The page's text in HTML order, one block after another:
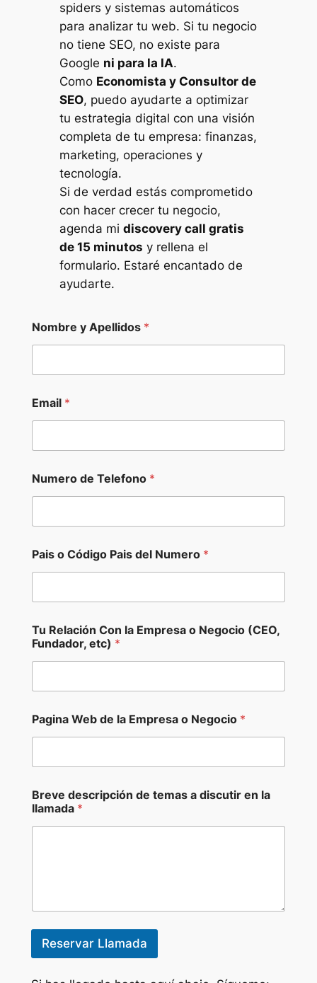
spiders y sistemas automáticos
para analizar tu web. Si tu negocio
no tiene SEO, no existe para
Google ni para la IA.
Como Economista y Consultor de
SEO, puedo ayudarte a optimizar
tu estrategia digital con una visión
completa de tu empresa: finanzas,
marketing, operaciones y
tecnología.
Si de verdad estás comprometido
con hacer crecer tu negocio,
agenda mi discovery call gratis
de 15 minutos y rellena el
formulario. Estaré encantado de
ayudarte.
Nombre y Apellidos *
Email *
P
a
i
a
d
e
Numero de Telefono *
Pais o Código Pais del Numero *
Tu Relación Con la Empresa o Negocio (CEO,
Fundador, etc) *
Pagina Web de la Empresa o Negocio *
Breve descripción de temas a discutir en la
llamada *
Reservar Llamada